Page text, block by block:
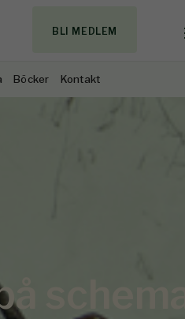
BLI MEDLEM
Böcker Kontakt
schemat